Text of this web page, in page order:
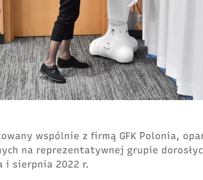
wspólnie z firmą GFK Polonia,
na reprezentatywnej grupie
i sierpnia 2022 r.